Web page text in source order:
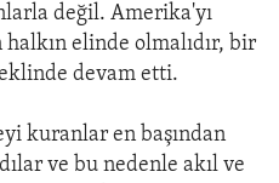
değil. Amerika'yı
elinde olmalıdır, bir
devam etti.
kuranlar en başından
ve bu nedenle akıl ve